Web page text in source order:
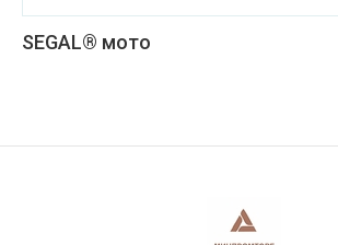
SEGAL® мото